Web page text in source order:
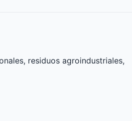
residuos agroindustriales,